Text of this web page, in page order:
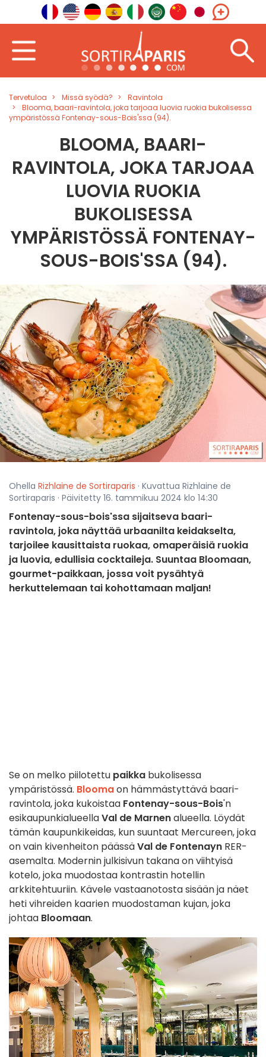
Tervetuloa Missä syödä?
Ravintola
Blooma, baari-ravintola, joka tarjoaa luovia ruokia bukolisessa
ympäristössä Fontenay-sous-Bois'ssa (94).
BLOOMA, BAARI-
RAVINTOLA, JOKA TARJOAA
LUOVIA RUOKIA
BUKOLISESSA
YMPÄRISTÖSSÄ FONTENAY-
SOUS-BOIS'SSA (94).
Ohella Rizhlaine de Sortiraparis · Kuvattua Rizhlaine de
Sortiraparis · Päivitetty 16. tammikuu 2024 klo 14:30
Fontenay-sous-bois'ssa sijaitseva baari-
ravintola, joka näyttää urbaanilta keidakselta,
tarjoilee kausittaista ruokaa, omaperäisiä ruokia
ja luovia, edullisia cocktaileja. Suuntaa Bloomaan,
gourmet-paikkaan, jossa voit pysähtyä
herkuttelemaan tai kohottamaan maljan!
Se on melko piilotettu paikka bukolisessa
ympäristössä. Bloomaon hämmästyttävä baari-
ravintola, joka kukoistaa Fontenay-sous-Bois'n
esikaupunkialueellaVal de Marnenalueella. Löydät
tämän kaupunkikeidas, kun suuntaat Mercureen, joka
on vain kivenheiton päässäVal de Fontenayn RER-
asemalta. Modernin julkisivun takana on viihtyisä
kotelo, joka muodostaa kontrastin hotellin
arkkitehtuuriin. Kävele vastaanotosta sisään ja näet
heti vihreiden kaarien muodostaman kujan, joka
johtaa Bloomaan.